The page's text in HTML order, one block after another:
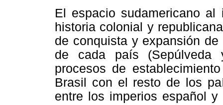
El espacio sudamericano al
historia colonial y
de conquista y expansión
de cada país (Sepúlveda
procesos de
Brasil con el resto de los
entre los imperios español